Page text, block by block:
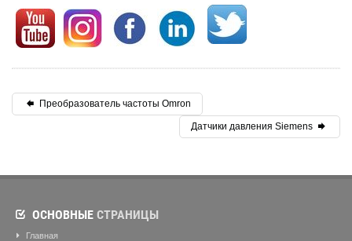
Преобразователь частоты Omron
Датчики давления Siemens
ОСНОВНЫЕ СТРАНИЦЫ
Главная